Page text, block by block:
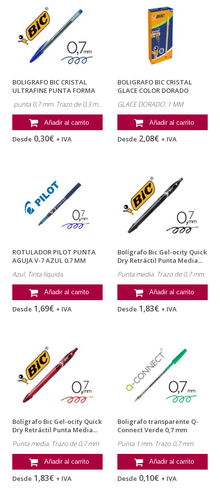
BOLIGRAFO BIC CRISTAL
ULTRAFINE PUNTA FORMA
punta 0,7 mm. Trazo de 0,3 mm.
Añadir al carrito
Desde 0,30€ + IVA
BOLIGRAFO BIC CRISTAL
GLACE COLOR DORADO
GLACE DORADO. 1 MM
Añadir al carrito
Desde 2,08€ + IVA
ROTULADOR PILOT PUNTA
AGUJA V-7 AZUL 0.7 MM
Azul. Tinta líquida.
Añadir al carrito
Desde 1,69€ + IVA
Bolígrafo Bic Gel-ocity Quick
Dry Retráctil Punta Media...
Punta media. Trazo de 0,7 mm.
Añadir al carrito
Desde 1,83€ + IVA
Bolígrafo Bic Gel-ocity Quick
Dry Retráctil Punta Media...
Punta media. Trazo de 0,7 mm.
Añadir al carrito
Desde 1,83€ + IVA
Boligrafo transparente Q-
Connect Verde 0,7 mm
Punta 1 mm. Trazo 0,7 mm.
Añadir al carrito
Desde 0,10€ + IVA